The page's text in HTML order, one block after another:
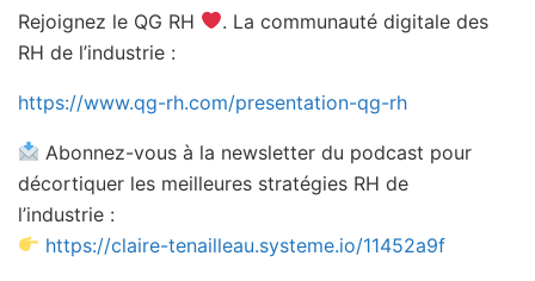
Rejoignez le QG RH
. La communauté digitale des
RH de l’industrie :
https://www.qg-rh.com/presentation-qg-rh
Abonnez-vous à la newsletter du podcast pour
décortiquer les meilleures stratégies RH de
l’industrie :
https://claire-tenailleau.systeme.io/11452a9f